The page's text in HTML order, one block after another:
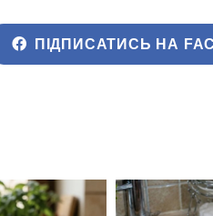
ПІДПИСАТИСЬ НА